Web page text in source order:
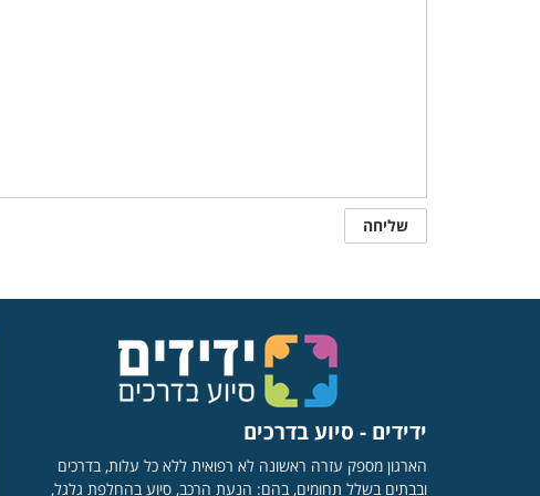
ידידים - סיוע בדרכים
הארגון מספק עזרה ראשונה לא רפואית ללא כל עלות, בדרכים
ובבתים בשלל תחומים, בהם: הנעת הרכב, סיוע בהחלפת גלגל,